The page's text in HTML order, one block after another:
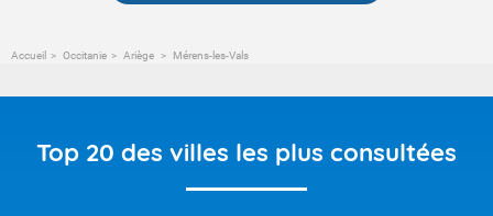
Accueil Occitanie Ariège Mérens-les-Vals
Top 20 des villes les plus consultées